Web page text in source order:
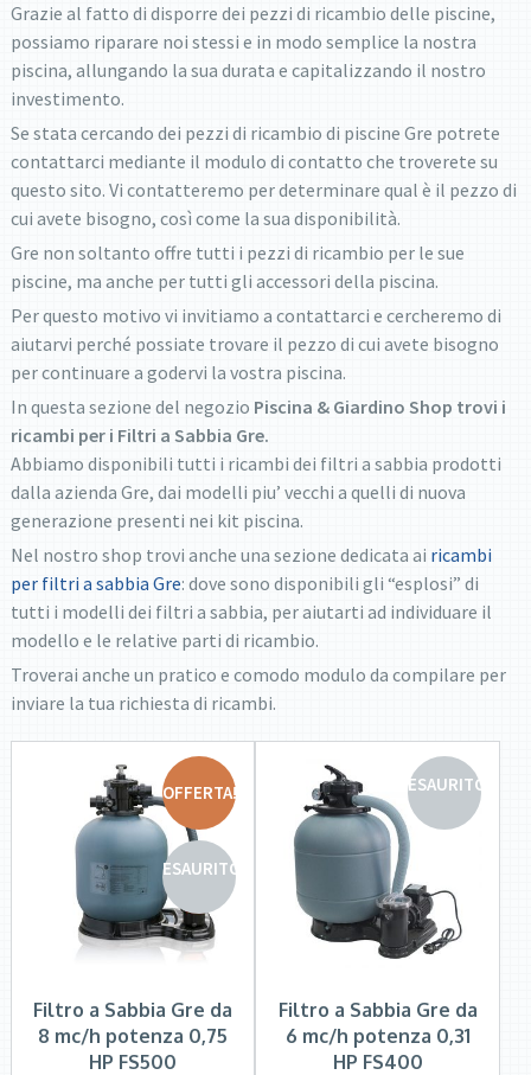
Grazie al fatto di disporre dei pezzi di ricambio delle piscine,
possiamo riparare noi stessi e in modo semplice la nostra
piscina, allungando la sua durata e capitalizzando il nostro
investimento.
Se stata cercando dei pezzi di ricambio di piscine Gre potrete
contattarci mediante il modulo di contatto che troverete su
questo sito. Vi contatteremo per determinare qual è il pezzo di
cui avete bisogno, così come la sua disponibilità.
Gre non soltanto offre tutti i pezzi di ricambio per le sue
piscine, ma anche per tutti gli accessori della piscina.
Per questo motivo vi invitiamo a contattarci e cercheremo di
aiutarvi perché possiate trovare il pezzo di cui avete bisogno
per continuare a godervi la vostra piscina.
In questa sezione del negozio Piscina & Giardino Shop trovi i
ricambi per i Filtri a Sabbia Gre.
Abbiamo disponibili tutti i ricambi dei filtri a sabbia prodotti
dalla azienda Gre, dai modelli piu’ vecchi a quelli di nuova
generazione presenti nei kit piscina.
Nel nostro shop trovi anche una sezione dedicata ai ricambi
per filtri a sabbia Gre: dove sono disponibili gli “esplosi” di
tutti i modelli dei filtri a sabbia, per aiutarti ad individuare il
modello e le relative parti di ricambio.
Troverai anche un pratico e comodo modulo da compilare per
inviare la tua richiesta di ricambi.
OFFERTA!
ESAURITO
Filtro a Sabbia Gre da
8 mc/h potenza 0,75
HP FS500
ESAURITO
Filtro a Sabbia Gre da
6 mc/h potenza 0,31
HP FS400